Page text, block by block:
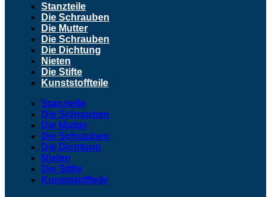
Stanzteile
Die Schrauben
Die Mutter
Die Schrauben
Die Dichtung
Nieten
Die Stifte
Kunststoffteile
Stanzteile
Die Schrauben
Die Mutter
Die Schrauben
Die Dichtung
Nieten
Die Stifte
Kunststoffteile